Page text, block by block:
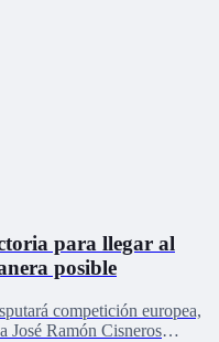
para llegar al
posible
competición europea,
José Ramón Cisneros